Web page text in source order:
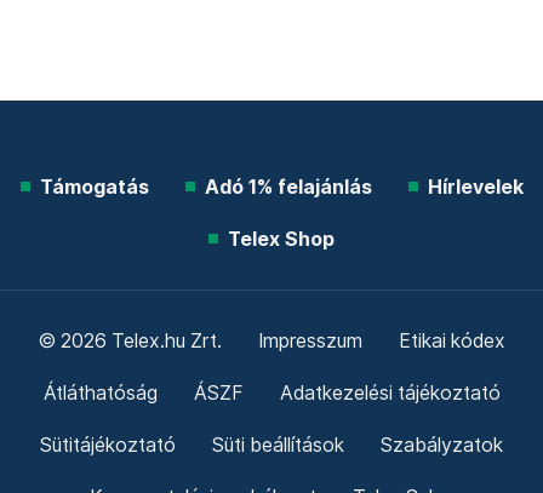
Támogatás Adó 1% felajánlás Hírlevelek
Telex Shop
© 2026 Telex.hu Zrt. Impresszum Etikai kódex
Átláthatóság ÁSZF Adatkezelési tájékoztató
Sütitájékoztató Süti beállítások Szabályzatok